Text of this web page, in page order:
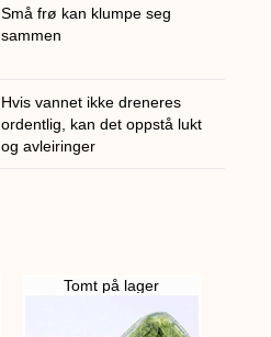
Små frø kan klumpe seg
sammen
Hvis vannet ikke dreneres
ordentlig, kan det oppstå lukt
og avleiringer
Tomt på lager